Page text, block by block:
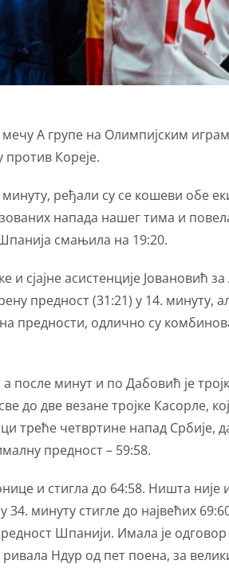
А групе на Олимпијским
против Кореје.
ређали су се кошеви обе
напада нашег тима и
смањила на 19:20.
и сјајне асистенције
предност (31:21) у 14. минуту,
предности, одлично су
после минут и по Дабовић је
до две везане тројке Касорле,
треће четвртине напад
предност – 59:58.
и стигла до 64:58. Ништа
минуту стигле до највећих
Шпанији. Имала је
Ндур од пет поена, за